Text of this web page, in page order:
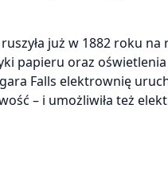
już w 1882 roku na
papieru oraz
Falls elektrownię
– i umożliwiła też